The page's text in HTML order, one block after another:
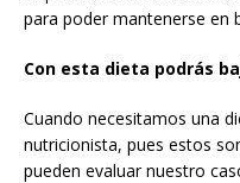
para poder mantenerse en
Con esta dieta podrás
Cuando necesitamos una
nutricionista, pues estos
pueden evaluar nuestro